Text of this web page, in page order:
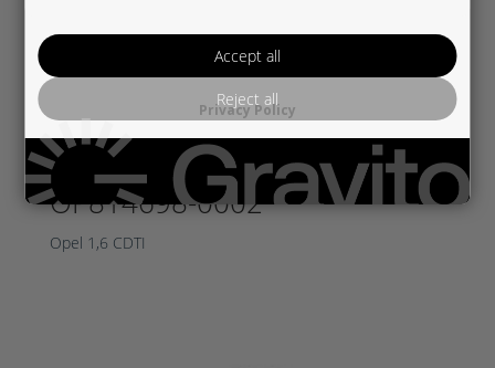
OP814698-0002
Opel 1,6 CDTI
Accept all
Reject all
Privacy Policy